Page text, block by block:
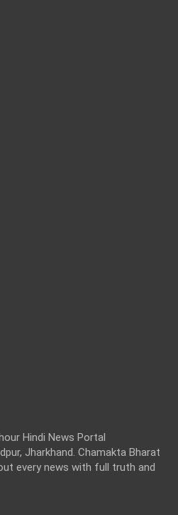
Hindi News Portal
Jharkhand. Chamakta Bharat
every news with full truth and